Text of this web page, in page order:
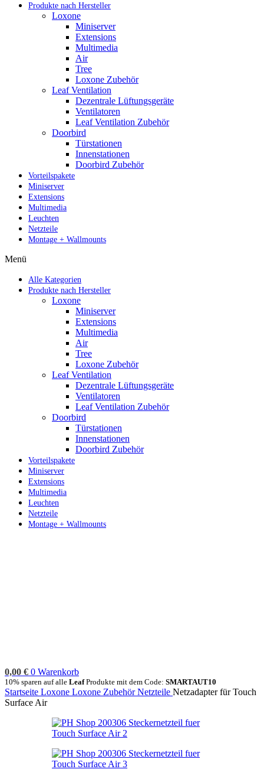
Produkte nach Hersteller
Loxone
Miniserver
Extensions
Multimedia
Air
Tree
Loxone Zubehör
Leaf Ventilation
Dezentrale Lüftungsgeräte
Ventilatoren
Leaf Ventilation Zubehör
Doorbird
Türstationen
Innenstationen
Doorbird Zubehör
Vorteilspakete
Miniserver
Extensions
Multimedia
Leuchten
Netzteile
Montage + Wallmounts
Menü
Alle Kategorien
Produkte nach Hersteller
Loxone
Miniserver
Extensions
Multimedia
Air
Tree
Loxone Zubehör
Leaf Ventilation
Dezentrale Lüftungsgeräte
Ventilatoren
Leaf Ventilation Zubehör
Doorbird
Türstationen
Innenstationen
Doorbird Zubehör
Vorteilspakete
Miniserver
Extensions
Multimedia
Leuchten
Netzteile
Montage + Wallmounts
0,00 € 0 Warenkorb
10% sparen auf alle LeafProdukte mit dem Code: SMARTAUT10
Startseite Loxone Loxone ZubehörNetzteile Netzadapter für Touch
Surface Air